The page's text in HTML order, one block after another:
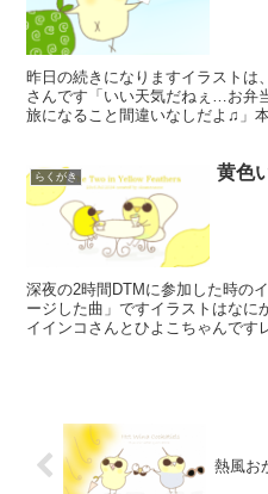
昨日の続きになりますイラストは
さんです「いい天気だねぇ…お弁
旅になること間違いなしだよ♫」
らくがき 黄色
深夜の2時間DTMに参加した時の
ージした曲」ですイラストはなに
イインコさんとひよこちゃんです
熱風お